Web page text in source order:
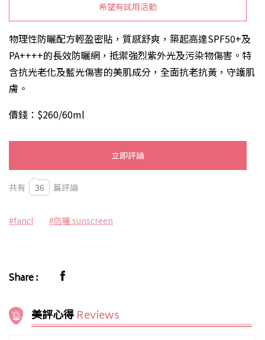
希望有試用活動
物理性防曬配方輕盈密貼，質感舒爽，築起高達SPF50+及
PA++++的長效防曬網，抵禦強烈紫外光及污染物傷害。特
含抗光老化及藍光傷害的美肌成分，全面抗老抗黃，守護肌
膚。
價錢：$260/60ml
立即評論
共有 36 篇評論
#fancl #防曬 sunscreen
Share :
美評心得 Reviews